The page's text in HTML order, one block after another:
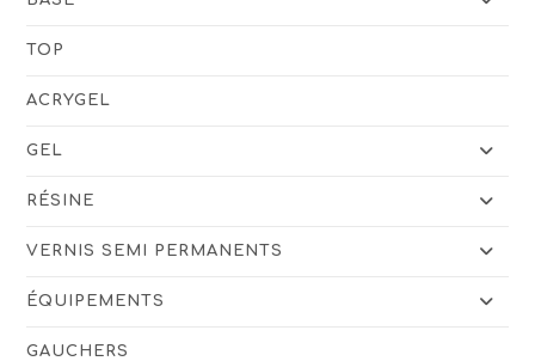
TOP
ACRYGEL
GEL
RÉSINE
VERNIS SEMI PERMANENTS
ÉQUIPEMENTS
GAUCHERS